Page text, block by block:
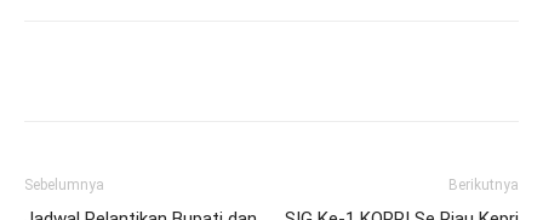
Sebelumnya Berikutnya